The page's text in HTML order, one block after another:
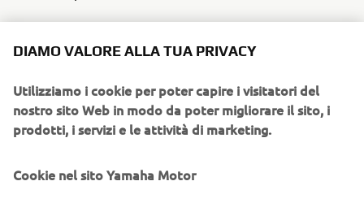
CAMPAGNE DI
MARKETING
La nostra Collezione Yamaha Sport Heritage non è solo
una gamma di prodotti, ma è anche unconcetto di
lifestyle
. Ci impegniamo a promuovere il nostro
campagne di marketing creative e coinvolgenti.
DIAMO VALORE ALLA TUA PRIVACY
Utilizziamo i cookie per poter capire i visitatori del
nostro sito Web in modo da poter migliorare il sito, i
prodotti, i servizi e le attività di marketing.
Cookie nel sito Yamaha Motor